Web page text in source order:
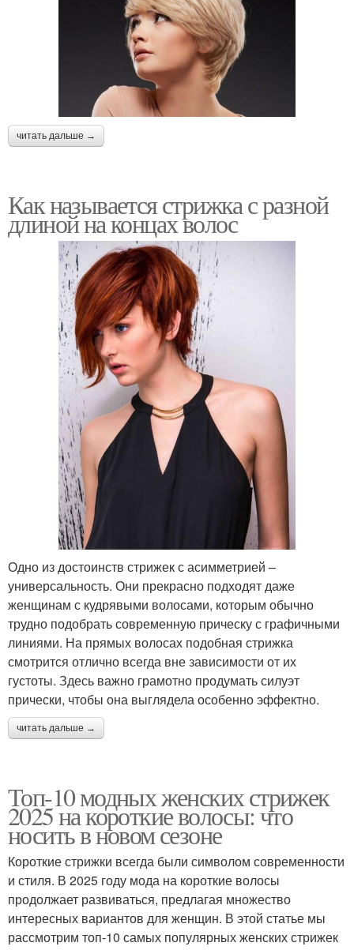
читать дальше →
Как называется стрижка с разной
длиной на концах волос
Одно из достоинств стрижек с асимметрией –
универсальность. Они прекрасно подходят даже
женщинам с кудрявыми волосами, которым обычно
трудно подобрать современную прическу с графичными
линиями. На прямых волосах подобная стрижка
смотрится отлично всегда вне зависимости от их
густоты. Здесь важно грамотно продумать силуэт
прически, чтобы она выглядела особенно эффектно.
читать дальше →
Топ-10 модных женских стрижек
2025 на короткие волосы: что
носить в новом сезоне
Короткие стрижки всегда были символом современности
и стиля. В 2025 году мода на короткие волосы
продолжает развиваться, предлагая множество
интересных вариантов для женщин. В этой статье мы
рассмотрим топ-10 самых популярных женских стрижек